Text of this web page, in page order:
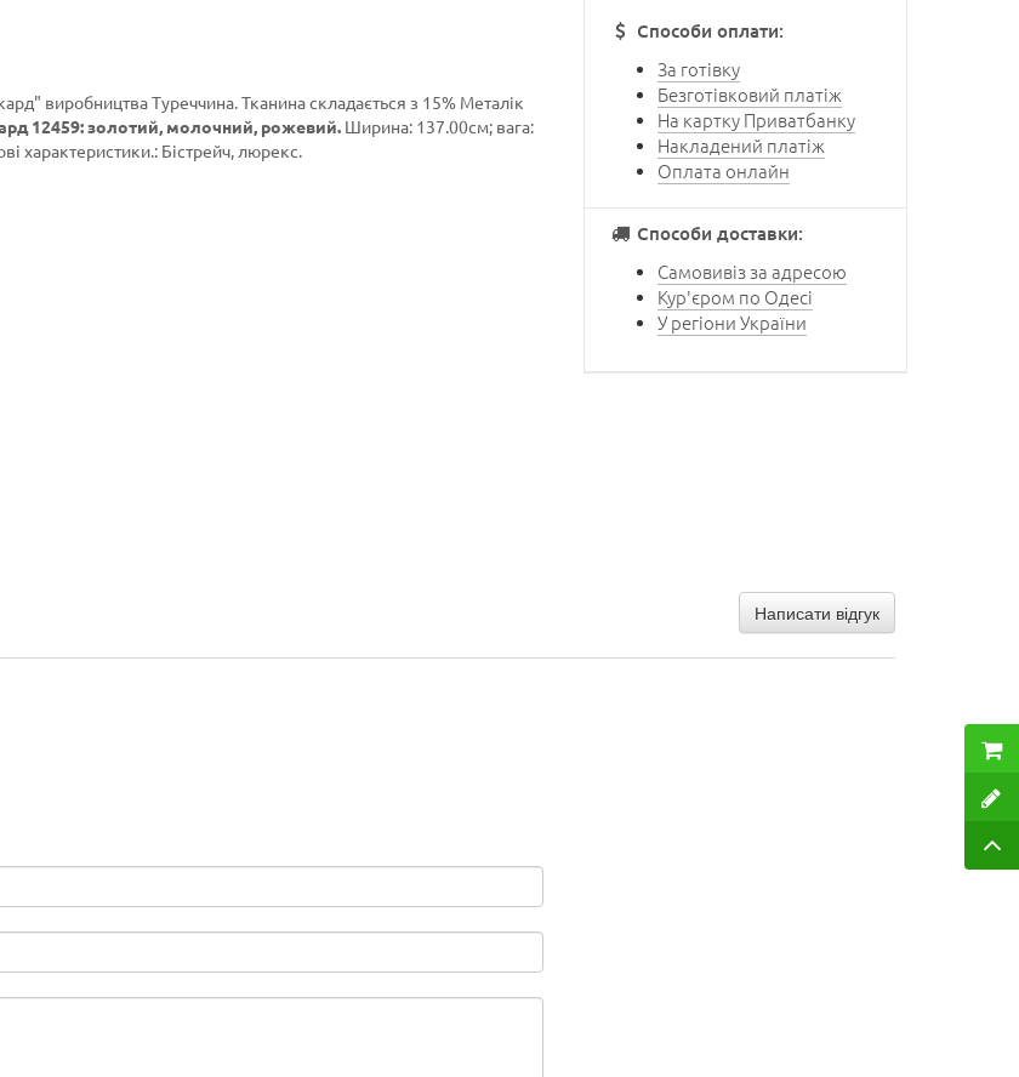
виробництва Туреччина. Тканина складається з 15% Металік
12459: золотий, молочний, рожевий. Ширина: 137.00см; вага:
характеристики.: Бістрейч, люрекс.
Способи оплати:
За готівку
Безготівковий платіж
На картку Приватбанку
Накладений платіж
Оплата онлайн
Способи доставки:
Самовивіз за адресою
Кур'єром по Одесі
У регіони України
Написати відгук